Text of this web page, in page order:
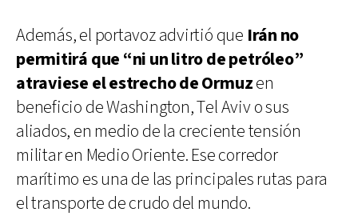
Además, el portavoz advirtió que Irán no
permitirá que “ni un litro de petróleo”
atraviese el estrecho de Ormuzen
beneficio de Washington, Tel Aviv o sus
aliados, en medio de la creciente tensión
militar en Medio Oriente. Ese corredor
marítimo es una de las principales rutas para
el transporte de crudo del mundo.